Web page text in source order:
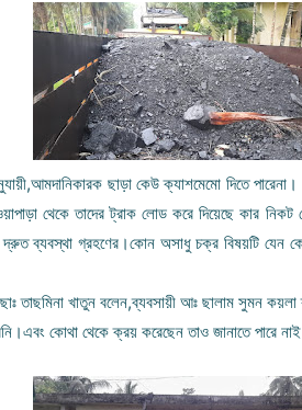
ছাড়া কেউ ক্যাশমেমো দিতে
থেকে তাদের ট্রাক লোড করে দিয়েছে কার
দ্রুত ব্যবস্থা গ্রহণের।কোন অসাধু চক্র বিষয়টি যেন
তাছমিনা খাতুন বলেন,ব্যবসায়ী আঃ ছালাম সুমন
কোথা থেকে ক্রয় করেছেন তাও জানাতে পারে